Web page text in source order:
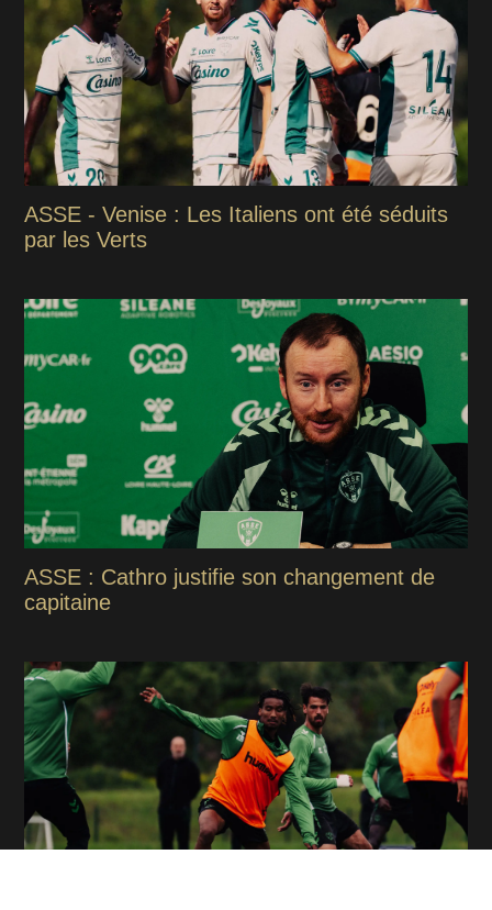
ASSE - Venise : Les Italiens ont été séduits
par les Verts
ASSE : Cathro justifie son changement de
capitaine